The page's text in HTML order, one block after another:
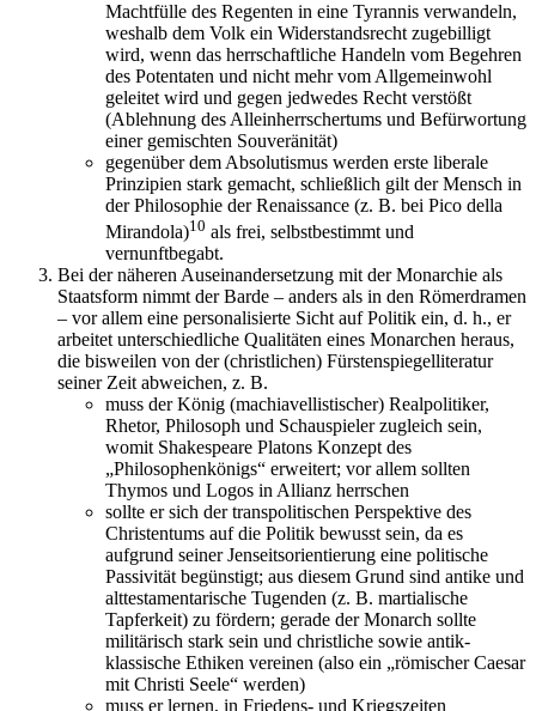
Machtfülle des Regenten in eine Tyrannis verwandeln,
weshalb dem Volk ein Widerstandsrecht zugebilligt
wird, wenn das herrschaftliche Handeln vom Begehren
des Potentaten und nicht mehr vom Allgemeinwohl
geleitet wird und gegen jedwedes Recht verstößt
(Ablehnung des Alleinherrschertums und Befürwortung
einer gemischten Souveränität)
gegenüber dem Absolutismus werden erste liberale
Prinzipien stark gemacht, schließlich gilt der Mensch in
der Philosophie der Renaissance (z. B. bei Pico della
Mirandola)10 als frei, selbstbestimmt und
vernunftbegabt.
Bei der näheren Auseinandersetzung mit der Monarchie als
Staatsform nimmt der Barde – anders als in den Römerdramen
– vor allem eine personalisierte Sicht auf Politik ein, d. h., er
arbeitet unterschiedliche Qualitäten eines Monarchen heraus,
die bisweilen von der (christlichen) Fürstenspiegelliteratur
seiner Zeit abweichen, z. B.
muss der König (machiavellistischer) Realpolitiker,
Rhetor, Philosoph und Schauspieler zugleich sein,
womit Shakespeare Platons Konzept des
„Philosophenkönigs“ erweitert; vor allem sollten
Thymos und Logos in Allianz herrschen
sollte er sich der transpolitischen Perspektive des
Christentums auf die Politik bewusst sein, da es
aufgrund seiner Jenseitsorientierung eine politische
Passivität begünstigt; aus diesem Grund sind antike und
alttestamentarische Tugenden (z. B. martialische
Tapferkeit) zu fördern; gerade der Monarch sollte
militärisch stark sein und christliche sowie antik-
klassische Ethiken vereinen (also ein „römischer Caesar
mit Christi Seele“ werden)
muss er lernen, in Friedens- und Kriegszeiten